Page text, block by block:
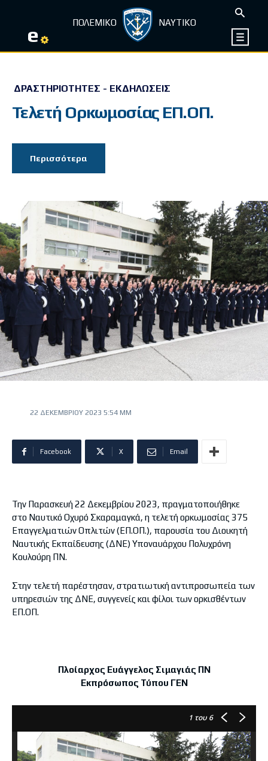
e ΠΟΛΕΜΙΚΟ ΝΑΥΤΙΚΟ
ΔΡΑΣΤΗΡΙΌΤΗΤΕΣ - ΕΚΔΗΛΏΣΕΙΣ
Τελετή Ορκωμοσίας ΕΠ.ΟΠ.
Περισσότερα
22 ΔΕΚΕΜΒΡΊΟΥ 2023 5:54 ΜΜ
Facebook X Email
Την Παρασκευή 22 Δεκεμβρίου 2023, πραγματοποιήθηκε
στο Ναυτικό Οχυρό Σκαραμαγκά, η τελετή ορκωμοσίας 375
Επαγγελματιών Οπλιτών (ΕΠ.ΟΠ.), παρουσία του Διοικητή
Ναυτικής Εκπαίδευσης (ΔΝΕ) Υποναυάρχου Πολυχρόνη
Κουλούρη ΠΝ.
Στην τελετή παρέστησαν, στρατιωτική αντιπροσωπεία των
υπηρεσιών της ΔΝΕ, συγγενείς και φίλοι των ορκισθέντων
ΕΠ.ΟΠ.
Πλοίαρχος Ευάγγελος Σιμαγιάς ΠΝ
Εκπρόσωπος Τύπου ΓΕΝ
1 του 6